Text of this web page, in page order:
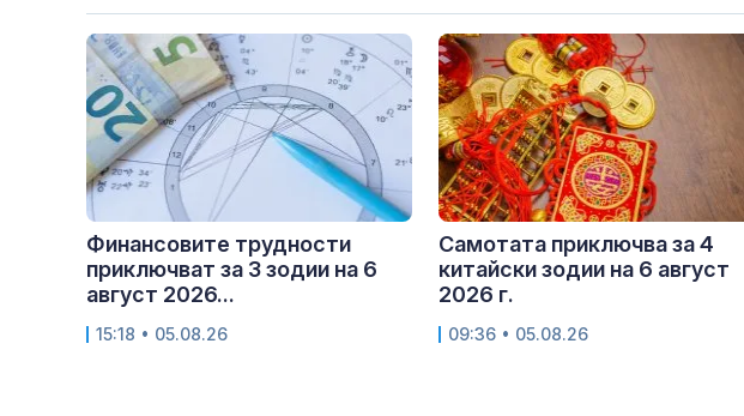
Финансовите трудности
приключват за 3 зодии на 6
август 2026...
15:18 • 05.08.26
Самотата приключва за 4
китайски зодии на 6 август
2026 г.
09:36 • 05.08.26